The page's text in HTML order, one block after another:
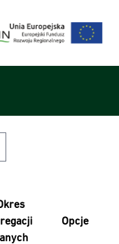
Opcje